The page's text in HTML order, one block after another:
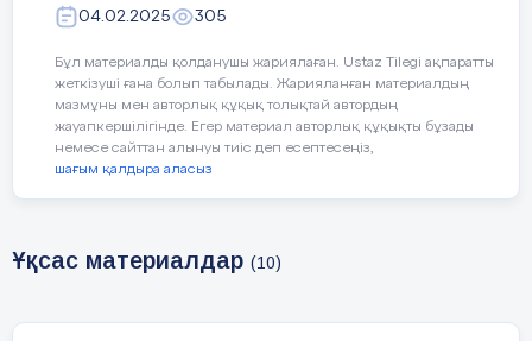
04.02.2025 305
Бұл материалды қолданушы жариялаған. Ustaz Tilegi ақпаратты
жеткізуші ғана болып табылады. Жарияланған материалдың
мазмұны мен авторлық құқық толықтай автордың
жауапкершілігінде. Егер материал авторлық құқықты бұзады
немесе сайттан алынуы тиіс деп есептесеңіз,
шағым қалдыра аласыз
Ұқсас материалдар (10)